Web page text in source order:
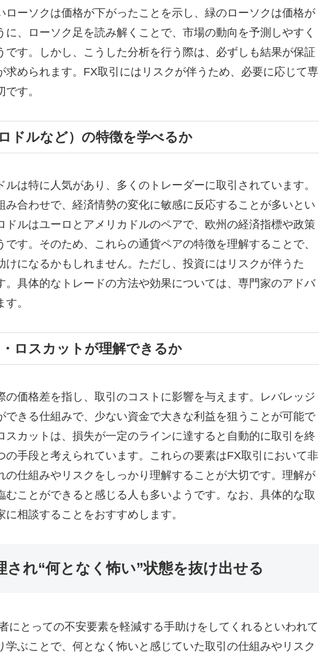
ローソクは価格が下がったことを示し、緑のローソクは価格が
に、ローソク足を読み解くことで、市場の動向を予測しやすく
です。しかし、こうした分析を行う際は、必ずしも結果が保証
求められます。FX取引にはリスクが伴うため、必要に応じて専
す。
ドルなど）の特徴を学べるか
は特に人気があり、多くのトレーダーに取引されています。
み合わせで、経済情勢の変化に敏感に反応することが多いとい
ドルはユーロとアメリカドルのペアで、欧州の経済指標や政策
す。そのため、これらの通貨ペアの特徴を理解することで、
けになるかもしれません。ただし、投資にはリスクが伴うた
具体的なトレードの方法や効果については、専門家のアドバ
。
ロスカットが理解できるか
の価格差を指し、取引のコストに影響を与えます。レバレッジ
できる仕組みで、少ない資金で大きな利益を狙うことが可能で
カットは、損失が一定のラインに達すると自動的に取引を終
の手段と考えられています。これらの要素はFX取引において非
仕組みやリスクをしっかり理解することが大切です。理解が
ことができると感じる人も多いようです。なお、具体的な取
相談することをおすすめします。
れ“何となく怖い”状態を抜け出せる
にとっての不安要素を軽減する手助けをしてくれるといわれて
ぶことで、何となく怖いと感じていた取引の仕組みやリスク